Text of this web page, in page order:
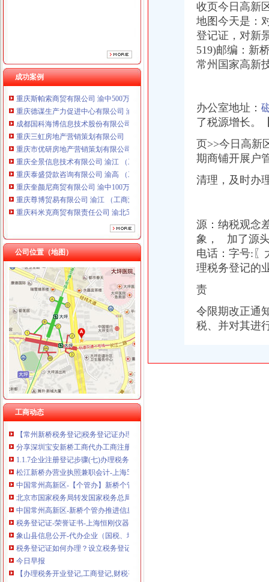
成功案例
重庆尊博贸易有限公司 渝江 （工商注册）
重庆科米克商贸有限责任公司 渝北50万 （工商注册）
重庆瑾崇进出口贸易有限公司 渝中100万 （进出口权）
重庆斯帕索商贸有限公司 渝中500万 （进出口权）
重庆德谋生产力促进中心有限公司 渝大10万 （工商注册）
成都国科海博信息技术股份有限公司重庆分公司 渝江 （工商注册）
重庆三虹房地产营销策划有限公司
重庆市优研房地产营销策划有限公司
重庆全景信息技术有限公司 渝江 （工商注册）
重庆泰盛贷款咨询有限公司 渝高 （工商注册）
重庆奎颜尼商贸有限公司 渝中100万 （工商注册）
重庆尊博贸易有限公司 渝江 （工商注册）
重庆科米克商贸有限责任公司 渝北50万 （工商注册）
重庆瑾崇进出口贸易有限公司 渝中100万 （进出口权）
重庆斯帕索商贸有限公司 渝中500万 （进出口权）
重庆德谋生产力促进中心有限公司 渝大10万 （工商注册）
成都国科海博信息技术股份有限公司重庆分公司 渝江 （工商注册）
公司位置（地图）
工商动态
新桥办税务登记证
分类广告_新浪新闻
分类广告_资讯频道_凤凰网
高要重点项目（工作）监督况专栏
关于统一换发税务登记证件公告
11月7日广西广西城建咨询有限公司玉林市福绵区新桥联片农村饮水安
【上海新桥税务登记|税务登记证办理|代理税务登记】-上海赶集网
关于统一换发税务登记证件公告
分享深圳宝安新桥工商代办工商注册流程-兴义之窗
1.1.7企业注册登记步骤(七)办理税务登记-shuo的日志-网易博客
松江新桥办营业执照兼职会计-上海58同城
中国常州高新区-【个管办】新桥个管办对国地税信息进行比对推进信
北京市国家税务局转发国家税务总局关于金融保险业税收政策调整后若
中国常州高新区-新桥个管办推进信息管税工作
税务登记证-荣誉证书-上海恒刚仪器仪表有限公司
象山县信息公开-代办企业（国税、地税）税务登记证
税务登记证如何办理？设立税务登记应提供的证件_搜狐教育_搜狐网
今日早报
【办理税务开业登记,工商登记,财税咨询,代理记账】价格_厂家_
温州机场·温州都市报
收页今日高新
地图今天是：
登记证，对新
519)邮编： 新
常州国家高新
办公室地址：
了税源增长。
页>>今日高新
期商铺开展户
清理，及时办
源：纳税观念
象， 加了源头
电话：字号:
理税务登记的
责
令限期改正通
税、 并对其进